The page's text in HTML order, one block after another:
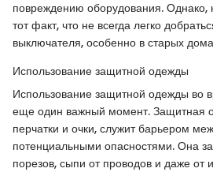
повреждению оборудования. Однако,
тот факт, что не всегда легко
выключателя, особенно в старых
Использование защитной одежды
Использование защитной одежды во
еще один важный момент. Защитная
перчатки и очки, служит барьером
потенциальными опасностями. Она
порезов, сыпи от проводов и даже от